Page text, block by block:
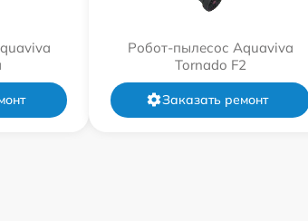
Робот-пылесос Aquaviva
Tornado F2
Заказать ремонт